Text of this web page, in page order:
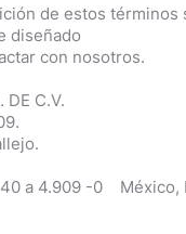
de estos
diseñado
con nosotros.
DE C.V.
a 4.909 -0 México,